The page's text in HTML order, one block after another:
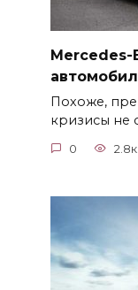
Похоже,
кризисы не
0 2.8к.